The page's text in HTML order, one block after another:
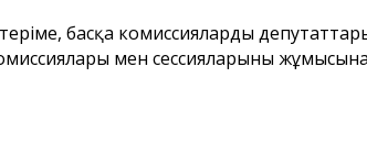
басқа комиссиялардың
мен сессияларының